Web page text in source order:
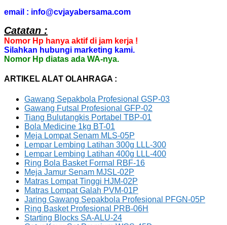
email : info@cvjayabersama.com
Catatan :
Nomor Hp hanya aktif di jam kerja !
Silahkan hubungi marketing kami.
Nomor Hp diatas ada WA-nya.
ARTIKEL ALAT OLAHRAGA :
Gawang Sepakbola Profesional GSP-03
Gawang Futsal Profesional GFP-02
Tiang Bulutangkis Portabel TBP-01
Bola Medicine 1kg BT-01
Meja Lompat Senam MLS-05P
Lempar Lembing Latihan 300g LLL-300
Lempar Lembing Latihan 400g LLL-400
Ring Bola Basket Formal RBF-16
Meja Jamur Senam MJSL-02P
Matras Lompat Tinggi HJM-02P
Matras Lompat Galah PVM-01P
Jaring Gawang Sepakbola Profesional PFGN-05P
Ring Basket Profesional PRB-06H
Starting Blocks SA-ALU-24